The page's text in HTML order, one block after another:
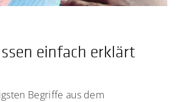
einfach erklärt
Begriffe aus dem